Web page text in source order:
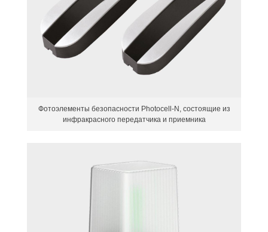
Фотоэлементы безопасности Photocell-N, состоящие из
инфракрасного передатчика и приемника